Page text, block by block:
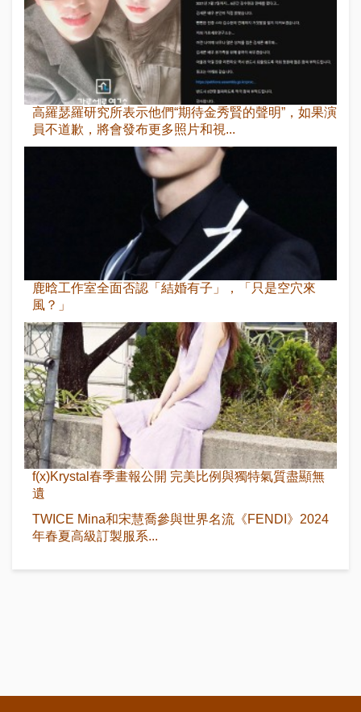
高羅瑟羅研究所表示他們“期待金秀賢的聲明”，如果演
員不道歉，將會發布更多照片和視...
鹿晗工作室全面否認「結婚有子」，「只是空穴來
風？」
f(x)Krystal春季畫報公開 完美比例與獨特氣質盡顯無
遺
TWICE Mina和宋慧喬參與世界名流《FENDI》2024
年春夏高級訂製服系...